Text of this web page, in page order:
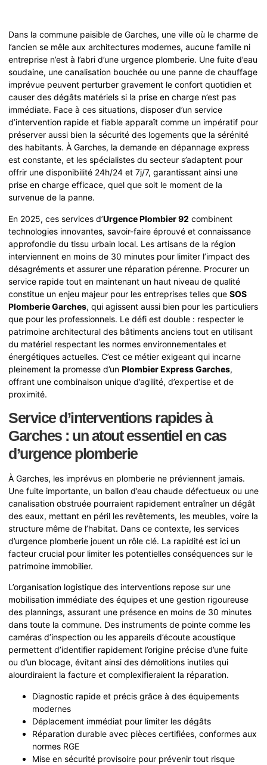
Dans la commune paisible de Garches, une ville où le charme de
l’ancien se mêle aux architectures modernes, aucune famille ni
entreprise n’est à l’abri d’une urgence plomberie. Une fuite d’eau
soudaine, une canalisation bouchée ou une panne de chauffage
imprévue peuvent perturber gravement le confort quotidien et
causer des dégâts matériels si la prise en charge n’est pas
immédiate. Face à ces situations, disposer d’un service
d’intervention rapide et fiable apparaît comme un impératif pour
préserver aussi bien la sécurité des logements que la sérénité
des habitants. À Garches, la demande en dépannage express
est constante, et les spécialistes du secteur s’adaptent pour
offrir une disponibilité 24h/24 et 7j/7, garantissant ainsi une
prise en charge efficace, quel que soit le moment de la
survenue de la panne.
En 2025, ces services d’Urgence Plombier 92 combinent
technologies innovantes, savoir-faire éprouvé et connaissance
approfondie du tissu urbain local. Les artisans de la région
interviennent en moins de 30 minutes pour limiter l’impact des
désagréments et assurer une réparation pérenne. Procurer un
service rapide tout en maintenant un haut niveau de qualité
constitue un enjeu majeur pour les entreprises telles que SOS
Plomberie Garches, qui agissent aussi bien pour les particuliers
que pour les professionnels. Le défi est double : respecter le
patrimoine architectural des bâtiments anciens tout en utilisant
du matériel respectant les normes environnementales et
énergétiques actuelles. C’est ce métier exigeant qui incarne
pleinement la promesse d’un Plombier Express Garches,
offrant une combinaison unique d’agilité, d’expertise et de
proximité.
Service d’interventions rapides à
Garches : un atout essentiel en cas
d’urgence plomberie
À Garches, les imprévus en plomberie ne préviennent jamais.
Une fuite importante, un ballon d’eau chaude défectueux ou une
canalisation obstruée pourraient rapidement entraîner un dégât
des eaux, mettant en péril les revêtements, les meubles, voire la
structure même de l’habitat. Dans ce contexte, les services
d’urgence plomberie jouent un rôle clé. La rapidité est ici un
facteur crucial pour limiter les potentielles conséquences sur le
patrimoine immobilier.
L’organisation logistique des interventions repose sur une
mobilisation immédiate des équipes et une gestion rigoureuse
des plannings, assurant une présence en moins de 30 minutes
dans toute la commune. Des instruments de pointe comme les
caméras d’inspection ou les appareils d’écoute acoustique
permettent d’identifier rapidement l’origine précise d’une fuite
ou d’un blocage, évitant ainsi des démolitions inutiles qui
alourdiraient la facture et complexifieraient la réparation.
Diagnostic rapide et précis grâce à des équipements
modernes
Déplacement immédiat pour limiter les dégâts
Réparation durable avec pièces certifiées, conformes aux
normes RGE
Mise en sécurité provisoire pour prévenir tout risque